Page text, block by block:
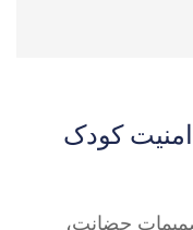
کودک
حضانت،